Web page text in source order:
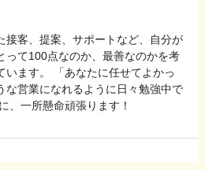
接客、提案、サポートなど、自分が
って100点なのか、最善なのかを考
います。 「あなたに任せてよかっ
な営業になれるように日々勉強中で
、一所懸命頑張ります！